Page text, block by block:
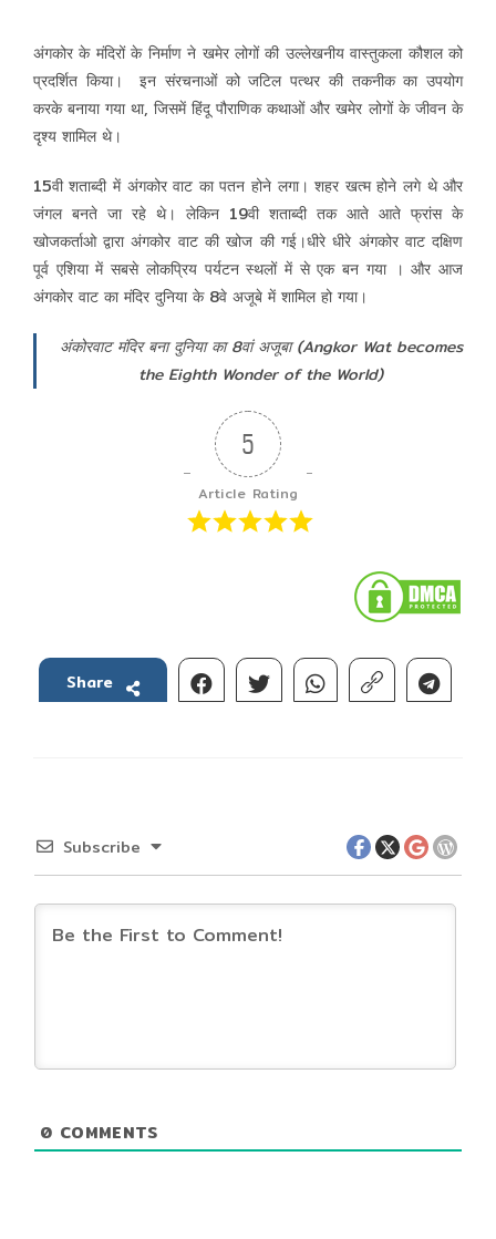
अंगकोर के मंदिरों के निर्माण ने खमेर लोगों की उल्लेखनीय वास्तुकला कौशल को
प्रदर्शित किया। इन संरचनाओं को जटिल पत्थर की तकनीक का उपयोग
करके बनाया गया था, जिसमें हिंदू पौराणिक कथाओं और खमेर लोगों के जीवन के
दृश्य शामिल थे।
15वी शताब्दी में अंगकोर वाट का पतन होने लगा। शहर खत्म होने लगे थे और
जंगल बनते जा रहे थे। लेकिन 19वी शताब्दी तक आते आते फ्रांस के
खोजकर्ताओ द्वारा अंगकोर वाट की खोज की गई।धीरे धीरे अंगकोर वाट दक्षिण
पूर्व एशिया में सबसे लोकप्रिय पर्यटन स्थलों में से एक बन गया । और आज
अंगकोर वाट का मंदिर दुनिया के 8वे अजूबे में शामिल हो गया।
अंकोरवाट मंदिर बना दुनिया का 8वां अजूबा (Angkor Wat becomes
the Eighth Wonder of the World)
5
Article Rating
Share
Subscribe
0 COMMENTS